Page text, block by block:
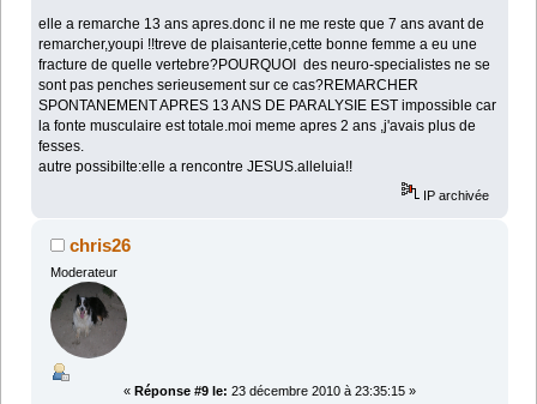
elle a remarche 13 ans apres.donc il ne me reste que 7 ans avant de
remarcher,youpi !!treve de plaisanterie,cette bonne femme a eu une
fracture de quelle vertebre?POURQUOI des neuro-specialistes ne se
sont pas penches serieusement sur ce cas?REMARCHER
SPONTANEMENT APRES 13 ANS DE PARALYSIE EST impossible car
la fonte musculaire est totale.moi meme apres 2 ans ,j'avais plus de
fesses.
autre possibilte:elle a rencontre JESUS.alleluia!!
IP archivée
chris26
Moderateur
« Réponse #9 le: 23 décembre 2010 à 23:35:15 »